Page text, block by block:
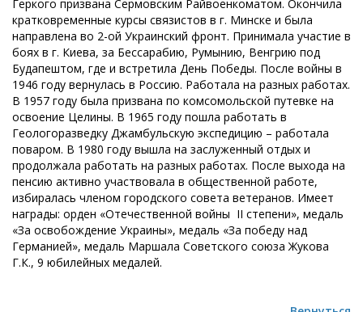
Геркого призвана Сермовским Райвоенкоматом. Окончила
кратковременные курсы связистов в г. Минске и была
направлена во 2-ой Украинский фронт. Принимала участие в
боях в г. Киева, за Бессарабию, Румынию, Венгрию под
Будапештом, где и встретила День Победы. После войны в
1946 году вернулась в Россию. Работала на разных работах.
В 1957 году была призвана по комсомольской путевке на
освоение Целины. В 1965 году пошла работать в
Геологоразведку Джамбульскую экспедицию – работала
поваром. В 1980 году вышла на заслуженный отдых и
продолжала работать на разных работах. После выхода на
пенсию активно участвовала в общественной работе,
избиралась членом городского совета ветеранов. Имеет
награды: орден «Отечественной войны II степени», медаль
«За освобождение Украины», медаль «За победу над
Германией», медаль Маршала Советского союза Жукова
Г.К., 9 юбилейных медалей.